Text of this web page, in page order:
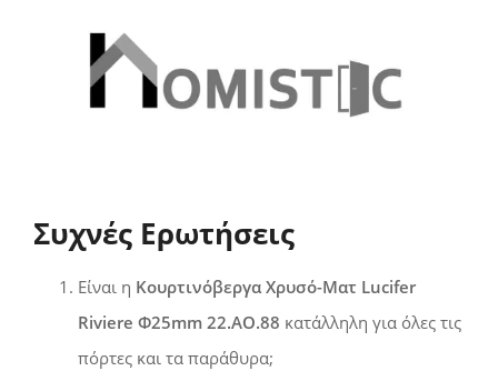
Συχνές Ερωτήσεις
Είναι η Κουρτινόβεργα Χρυσό-Ματ Lucifer
Riviere Φ25mm 22.AO.88 κατάλληλη για όλες τις
πόρτες και τα παράθυρα;